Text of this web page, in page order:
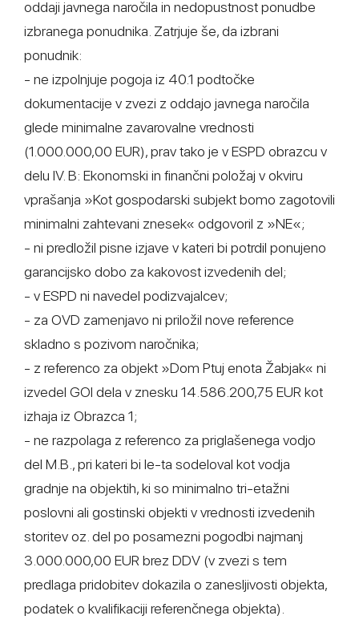
oddaji javnega naročila in nedopustnost ponudbe
izbranega ponudnika. Zatrjuje še, da izbrani
ponudnik:
- ne izpolnjuje pogoja iz 40.1 podtočke
dokumentacije v zvezi z oddajo javnega naročila
glede minimalne zavarovalne vrednosti
(1.000.000,00 EUR), prav tako je v ESPD obrazcu v
delu IV. B: Ekonomski in finančni položaj v okviru
vprašanja »Kot gospodarski subjekt bomo zagotovili
minimalni zahtevani znesek« odgovoril z »NE«;
- ni predložil pisne izjave v kateri bi potrdil ponujeno
garancijsko dobo za kakovost izvedenih del;
- v ESPD ni navedel podizvajalcev;
- za OVD zamenjavo ni priložil nove reference
skladno s pozivom naročnika;
- z referenco za objekt »Dom Ptuj enota Žabjak« ni
izvedel GOI dela v znesku 14.586.200,75 EUR kot
izhaja iz Obrazca 1;
- ne razpolaga z referenco za priglašenega vodjo
del M.B., pri kateri bi le-ta sodeloval kot vodja
gradnje na objektih, ki so minimalno tri-etažni
poslovni ali gostinski objekti v vrednosti izvedenih
storitev oz. del po posamezni pogodbi najmanj
3.000.000,00 EUR brez DDV (v zvezi s tem
predlaga pridobitev dokazila o zanesljivosti objekta,
podatek o kvalifikaciji referenčnega objekta).